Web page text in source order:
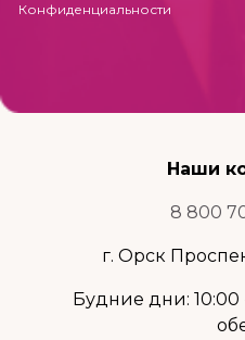
Конфиденциальности
Наши
8 800
г. Орск
Будние дни: 10:00